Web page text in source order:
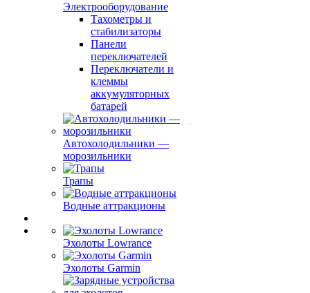
Электрооборудование
Тахометры и
стабилизаторы
Панели
переключателей
Переключатели и
клеммы
аккумуляторных
батарей
Автохолодильники —
морозильники
Трапы
Водные аттракционы
Эхолоты Lowrance
Эхолоты Garmin